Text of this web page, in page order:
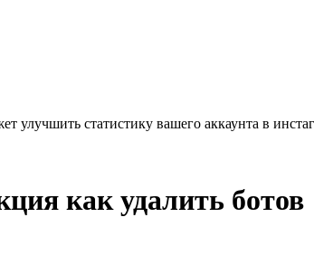
статистику вашего аккаунта в
как удалить ботов